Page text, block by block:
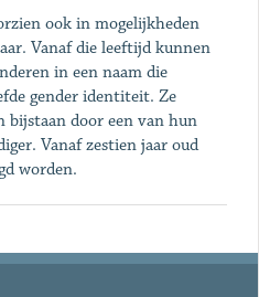
ook in mogelijkheden
Vanaf die leeftijd kunnen
in een naam die
gender identiteit. Ze
bijstaan door een van hun
Vanaf zestien jaar oud
worden.